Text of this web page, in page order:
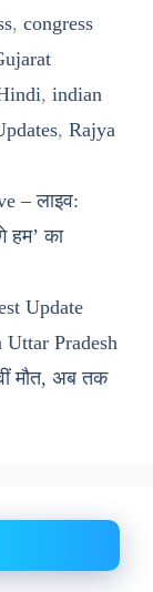
, congress
, indian
, Rajya
– लाइव:
हम’ का
Update
Pradesh
मौत, अब तक